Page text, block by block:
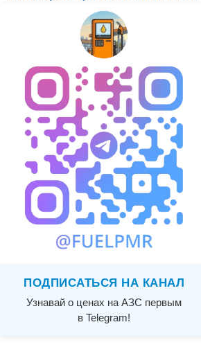
ПОДПИСАТЬСЯ НА КАНАЛ
Узнавай о ценах на АЗС первым
в Telegram!